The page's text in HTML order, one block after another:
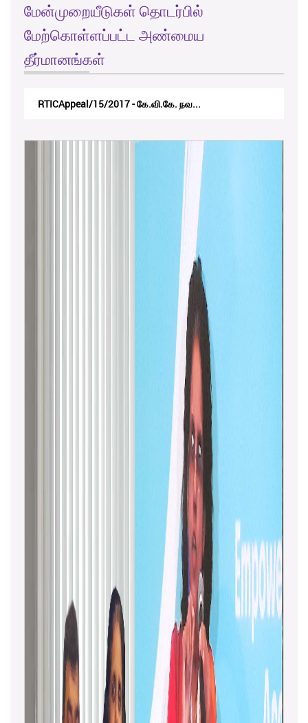
மேன்முறையீடுகள் தொடர்பில்
மேற்கொள்ளப்பட்ட அண்மைய
தீர்மானங்கள்
RTICAppeal/15/2017 - கே.வி.கே. நவ...